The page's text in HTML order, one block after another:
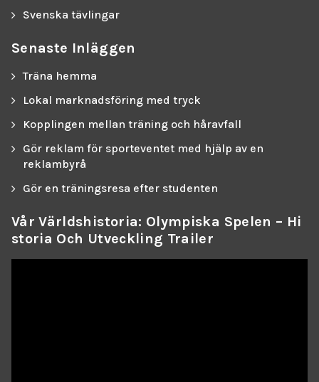
Svenska tävlingar
Senaste Inläggen
Träna hemma
Lokal marknadsföring med tryck
Kopplingen mellan träning och håravfall
Gör reklam för sporteventet med hjälp av en
reklambyrå
Gör en träningsresa efter studenten
Vår Världshistoria: Olympiska Spelen – Hi
Storia Och Utveckling Trailer